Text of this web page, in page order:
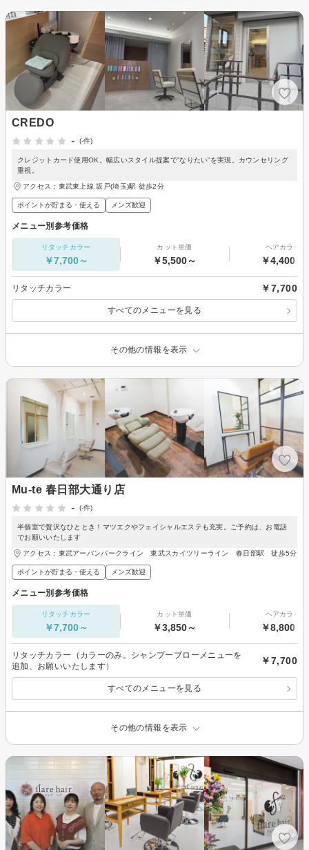
CREDO
-
(-件)
クレジットカード使用OK。幅広いスタイル提案で”なりたい”を実現。カウンセリング
重視。
アクセス：東武東上線 坂戸(埼玉)駅 徒歩2分
ポイントが貯まる・使える メンズ歓迎
メニュー別参考価格
リタッチカラー
￥7,700～
カット単価
￥5,500～
ヘアカラー
￥4,400～
リタッチカラー ￥7,700
すべてのメニューを見る
その他の情報を表示
Mu-te 春日部大通り店
-
(-件)
半個室で贅沢なひととき！マツエクやフェイシャルエステも充実。ご予約は、お電話
でお願いいたします
アクセス：東武アーバンパークライン 東武スカイツリーライン 春日部駅 徒歩5分
ポイントが貯まる・使える メンズ歓迎
メニュー別参考価格
リタッチカラー
￥7,700～
カット単価
￥3,850～
ヘアカラー
￥8,800～
リタッチカラー（カラーのみ。シャンプーブローメニューを
追加、お願いいたします）
￥7,700
すべてのメニューを見る
その他の情報を表示